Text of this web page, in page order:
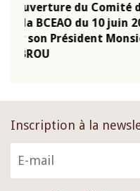
Allocution
Monétaire de la
prononcée par son
Claude Kassi BROU
Inscription à la